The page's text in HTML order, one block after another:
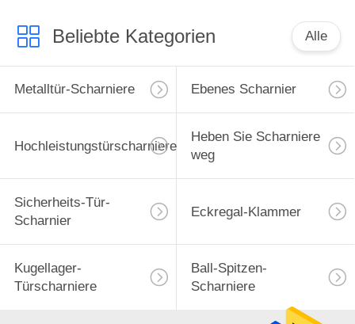
Beliebte Kategorien Alle
Metalltür-Scharniere Ebenes Scharnier
Hochleistungstürscharniere
Heben Sie Scharniere
weg
Sicherheits-Tür-
Scharnier
Eckregal-Klammer
Kugellager-
Türscharniere
Ball-Spitzen-
Scharniere